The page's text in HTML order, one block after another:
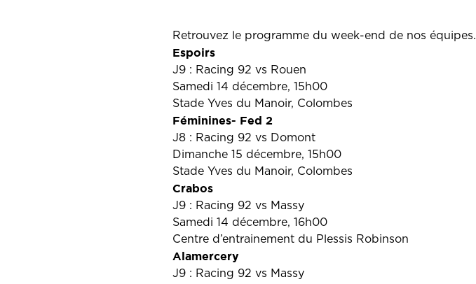
Retrouvez le programme du week-end de nos équipes.
Espoirs
J9 : Racing 92 vs Rouen
Samedi 14 décembre, 15h00
Stade Yves du Manoir, Colombes
Féminines- Fed 2
J8 : Racing 92 vs Domont
Dimanche 15 décembre, 15h00
Stade Yves du Manoir, Colombes
Crabos
J9 : Racing 92 vs Massy
Samedi 14 décembre, 16h00
Centre d’entrainement du Plessis Robinson
Alamercery
J9 : Racing 92 vs Massy